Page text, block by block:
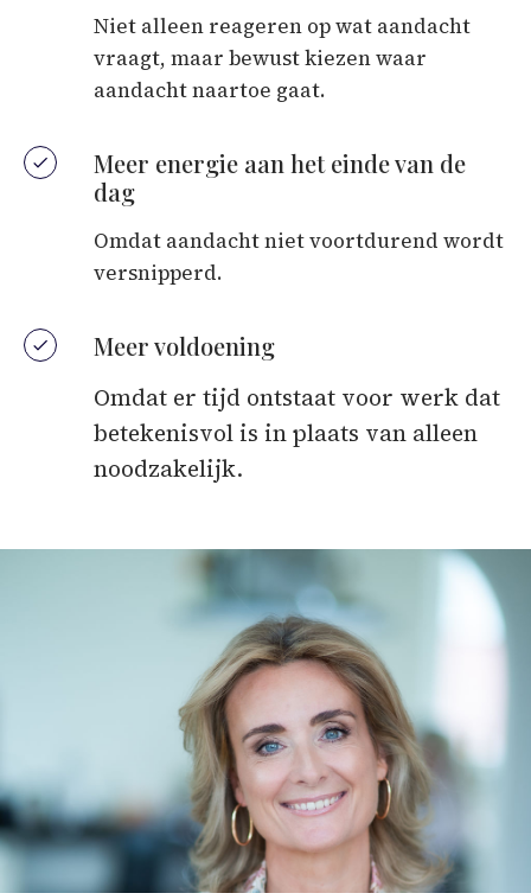
Niet alleen reageren op wat aandacht
vraagt, maar bewust kiezen waar
aandacht naartoe gaat.
Meer energie aan het einde van de
dag
Omdat aandacht niet voortdurend wordt
versnipperd.
Meer voldoening
Omdat er tijd ontstaat voor werk dat
betekenisvol is in plaats van alleen
noodzakelijk.